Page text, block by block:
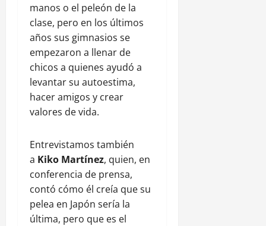
manos o el peleón de la
clase, pero en los últimos
años sus gimnasios se
empezaron a llenar de
chicos a quienes ayudó a
levantar su autoestima,
hacer amigos y crear
valores de vida.
Entrevistamos también
a Kiko Martínez, quien, en
conferencia de prensa,
contó cómo él creía que su
pelea en Japón sería la
última, pero que es el